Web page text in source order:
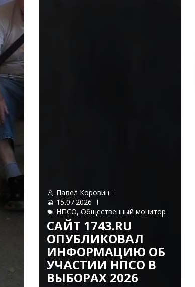
Павел Коровин
15.07.2026
НПСО,Общественный монитор
САЙТ 1743.RU
ОПУБЛИКОВАЛ
ИНФОРМАЦИЮ ОБ
УЧАСТИИ НПСО В
ВЫБОРАХ 2026